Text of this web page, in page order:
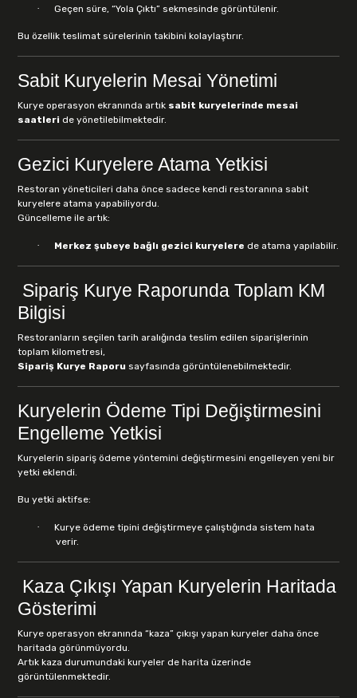
· Geçen süre, “Yola Çıktı” sekmesinde görüntülenir.
Bu özellik teslimat sürelerinin takibini kolaylaştırır.
Sabit Kuryelerin Mesai Yönetimi
Kurye operasyon ekranında artık sabit kuryelerinde mesai
saatleri de yönetilebilmektedir.
Gezici Kuryelere Atama Yetkisi
Restoran yöneticileri daha önce sadece kendi restoranına sabit
kuryelere atama yapabiliyordu.
Güncelleme ile artık:
· Merkez şubeye bağlı gezici kuryelere de atama yapılabilir.
Sipariş Kurye Raporunda Toplam KM
Bilgisi
Restoranların seçilen tarih aralığında teslim edilen siparişlerinin
toplam kilometresi,
Sipariş Kurye Raporu sayfasında görüntülenebilmektedir.
Kuryelerin Ödeme Tipi Değiştirmesini
Engelleme Yetkisi
Kuryelerin sipariş ödeme yöntemini değiştirmesini engelleyen yeni bir
yetki eklendi.
Bu yetki aktifse:
·
Kurye ödeme tipini değiştirmeye çalıştığında sistem hata
verir.
Kaza Çıkışı Yapan Kuryelerin Haritada
Gösterimi
Kurye operasyon ekranında “kaza” çıkışı yapan kuryeler daha önce
haritada görünmüyordu.
Artık kaza durumundaki kuryeler de harita üzerinde
görüntülenmektedir.